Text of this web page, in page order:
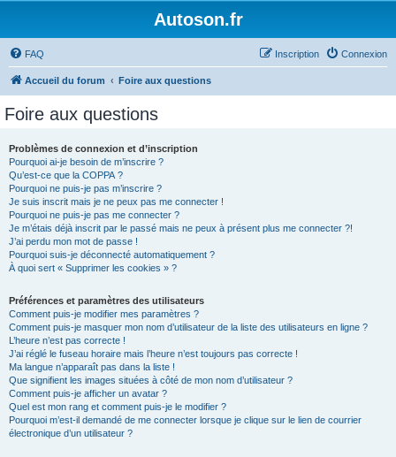
Autoson.fr
FAQ Connexion
Inscription
Accueil du forum Foire aux questions
Foire aux questions
Problèmes de connexion et d’inscription
Pourquoi ai-je besoin de m’inscrire ?
Qu’est-ce que la COPPA ?
Pourquoi ne puis-je pas m’inscrire ?
Je suis inscrit mais je ne peux pas me connecter !
Pourquoi ne puis-je pas me connecter ?
Je m’étais déjà inscrit par le passé mais ne peux à présent plus me connecter ?!
J’ai perdu mon mot de passe !
Pourquoi suis-je déconnecté automatiquement ?
À quoi sert « Supprimer les cookies » ?
Préférences et paramètres des utilisateurs
Comment puis-je modifier mes paramètres ?
Comment puis-je masquer mon nom d’utilisateur de la liste des utilisateurs en ligne ?
L’heure n’est pas correcte !
J’ai réglé le fuseau horaire mais l’heure n’est toujours pas correcte !
Ma langue n’apparaît pas dans la liste !
Que signifient les images situées à côté de mon nom d’utilisateur ?
Comment puis-je afficher un avatar ?
Quel est mon rang et comment puis-je le modifier ?
Pourquoi m’est-il demandé de me connecter lorsque je clique sur le lien de courrier
électronique d’un utilisateur ?